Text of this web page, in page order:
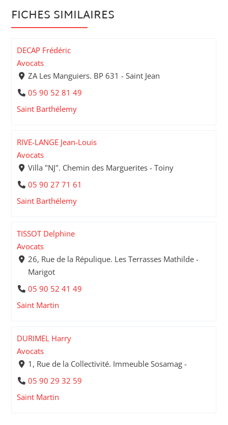
FICHES SIMILAIRES
DECAP Frédéric
Avocats
ZA Les Manguiers. BP 631 - Saint Jean
05 90 52 81 49
Saint Barthélemy
RIVE-LANGE Jean-Louis
Avocats
Villa "NJ". Chemin des Marguerites - Toiny
05 90 27 71 61
Saint Barthélemy
TISSOT Delphine
Avocats
26, Rue de la Répulique. Les Terrasses Mathilde -
Marigot
05 90 52 41 49
Saint Martin
DURIMEL Harry
Avocats
1, Rue de la Collectivité. Immeuble Sosamag -
05 90 29 32 59
Saint Martin